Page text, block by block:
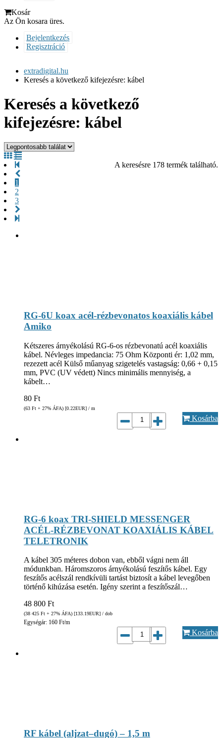
Kosár
Az Ön kosara üres.
Bejelentkezés
Regisztráció
extradigital.hu
Keresés a következő kifejezésre: kábel
Keresés a következő
kifejezésre: kábel
A keresésre 178 termék található.
1
2
3
RG-6U koax acél-rézbevonatos koaxiális kábel
Amiko
Kétszeres árnyékolású RG-6-os rézbevonatú acél koaxiális
kábel. Névleges impedancia: 75 Ohm Központi ér: 1,02 mm,
rezezett acél Külső műanyag szigetelés vastagság: 0,66 + 0,15
mm, PVC (UV védett) Nincs minimális mennyiség, a
kábelt…
80 Ft
(63 Ft + 27% ÁFA) [0.22EUR] / m
Kosárba
RG-6 koax TRI-SHIELD MESSENGER
ACÉL-RÉZBEVONAT KOAXIÁLIS KÁBEL
TELETRONIK
A kábel 305 méteres dobon van, ebből vágni nem áll
módunkban. Háromszoros árnyékolású feszítős kábel. Egy
feszítős acélszál rendkívüli tartást biztosít a kábel levegőben
történő kihúzása esetén. Igény szerint a feszítőszál…
48 800 Ft
(38 425 Ft + 27% ÁFA) [133.19EUR] / dob
Egységár: 160 Ft/m
Kosárba
RF kábel (aljzat–dugó) – 1,5 m